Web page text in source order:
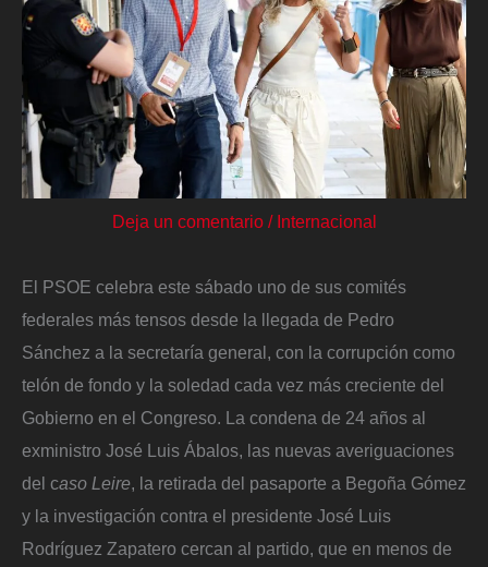
Deja un comentario / Internacional
El PSOE celebra este sábado uno de sus comités
federales más tensos desde la llegada de Pedro
Sánchez a la secretaría general, con la corrupción como
telón de fondo y la soledad cada vez más creciente del
Gobierno en el Congreso. La condena de 24 años al
exministro José Luis Ábalos, las nuevas averiguaciones
del caso Leire, la retirada del pasaporte a Begoña Gómez
y la investigación contra el presidente José Luis
Rodríguez Zapatero cercan al partido, que en menos de